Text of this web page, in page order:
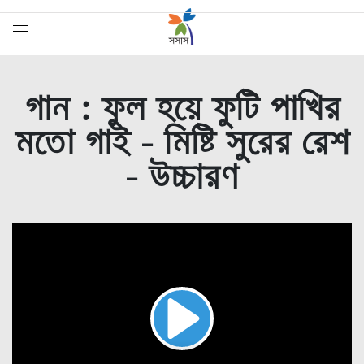
গান : ফুল হয়ে ফুটি পাখির
মতো গাই - মিষ্টি সুরের রেশ
- উচ্চারণ
Play